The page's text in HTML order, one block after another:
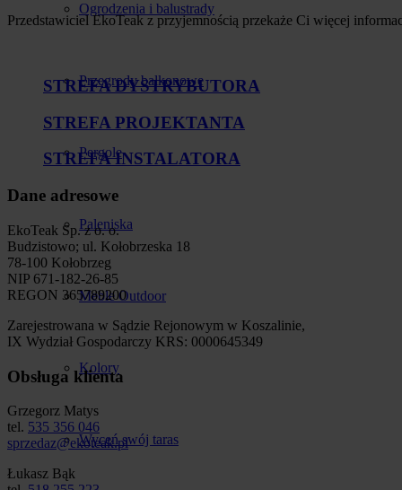
Ogrodzenia i balustrady
Przegrody balkonowe
Pergole
Paleniska
Meble Outdoor
Kolory
Wyceń swój taras
Przedstawiciel EkoTeak z przyjemnością przekaże Ci więcej
STREFA DYSTRYBUTORA
STREFA PROJEKTANTA
STREFA INSTALATORA
Dane adresowe
EkoTeak Sp. z o. o.
Budzistowo; ul. Kołobrzeska 18
78-100 Kołobrzeg
NIP 671-182-26-85
REGON 365789200
Zarejestrowana w Sądzie Rejonowym w Koszalinie,
IX Wydział Gospodarczy KRS: 0000645349
Obsługa klienta
Grzegorz Matys
tel. 535 356 046
sprzedaz@ekoteak.pl
Łukasz Bąk